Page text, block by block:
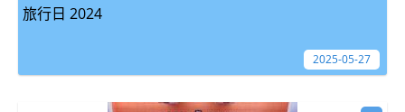
旅行日 2024
2025-05-27